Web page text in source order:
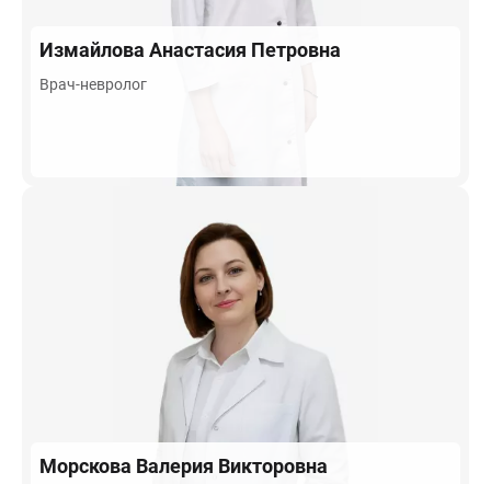
Измайлова Анастасия Петровна
Врач-невролог
Морскова Валерия Викторовна